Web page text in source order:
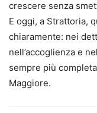
crescere senza
E oggi, a Strattoria,
chiaramente: nei
nell’accoglienza e
sempre più
Maggiore.